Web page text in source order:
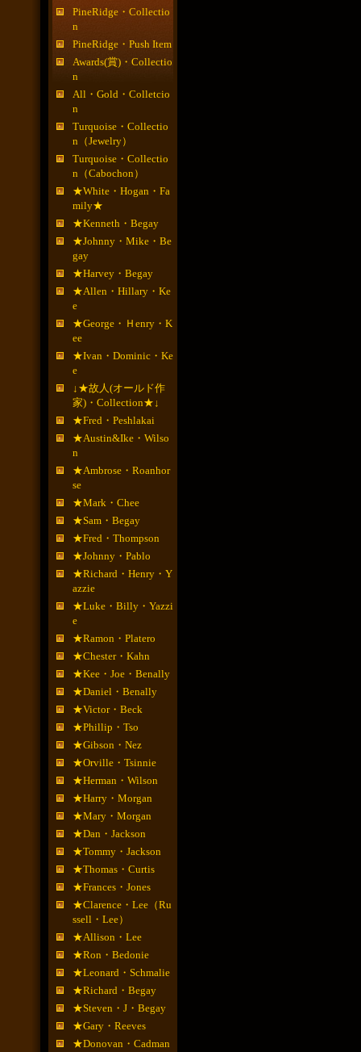
PineRidge・Collectio
n
PineRidge・Push Item
Awards(賞)・Collectio
n
All・Gold・Colletcio
n
Turquoise・Collectio
n（Jewelry）
Turquoise・Collectio
n（Cabochon）
★White・Hogan・Fa
mily★
★Kenneth・Begay
★Johnny・Mike・Be
gay
★Harvey・Begay
★Allen・Hillary・Ke
e
★George・Ｈenry・K
ee
★Ivan・Dominic・Ke
e
↓★故人(オールド作
家)・Collection★↓
★Fred・Peshlakai
★Austin&Ike・Wilso
n
★Ambrose・Roanhor
se
★Mark・Chee
★Sam・Begay
★Fred・Thompson
★Johnny・Pablo
★Richard・Henry・Y
azzie
★Luke・Billy・Yazzi
e
★Ramon・Platero
★Chester・Kahn
★Kee・Joe・Benally
★Daniel・Benally
★Victor・Beck
★Phillip・Tso
★Gibson・Nez
★Orville・Tsinnie
★Herman・Wilson
★Harry・Morgan
★Mary・Morgan
★Dan・Jackson
★Tommy・Jackson
★Thomas・Curtis
★Frances・Jones
★Clarence・Lee（Ru
ssell・Lee）
★Allison・Lee
★Ron・Bedonie
★Leonard・Schmalie
★Richard・Begay
★Steven・J・Begay
★Gary・Reeves
★Donovan・Cadman